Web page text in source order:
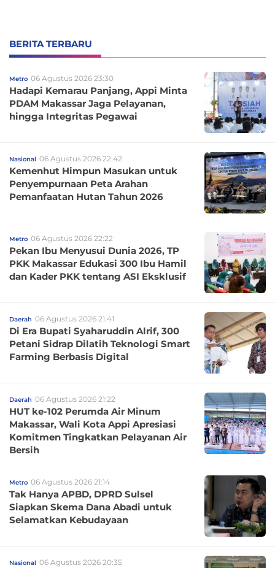
BERITA TERBARU
Metro 06 Agustus 2026 23:30
Hadapi Kemarau Panjang, Appi Minta
PDAM Makassar Jaga Pelayanan,
hingga Integritas Pegawai
Nasional 06 Agustus 2026 22:42
Kemenhut Himpun Masukan untuk
Penyempurnaan Peta Arahan
Pemanfaatan Hutan Tahun 2026
Metro 06 Agustus 2026 22:22
Pekan Ibu Menyusui Dunia 2026, TP
PKK Makassar Edukasi 300 Ibu Hamil
dan Kader PKK tentang ASI Eksklusif
Daerah 06 Agustus 2026 21:41
Di Era Bupati Syaharuddin Alrif, 300
Petani Sidrap Dilatih Teknologi Smart
Farming Berbasis Digital
Daerah 06 Agustus 2026 21:22
HUT ke-102 Perumda Air Minum
Makassar, Wali Kota Appi Apresiasi
Komitmen Tingkatkan Pelayanan Air
Bersih
Metro 06 Agustus 2026 21:14
Tak Hanya APBD, DPRD Sulsel
Siapkan Skema Dana Abadi untuk
Selamatkan Kebudayaan
Nasional 06 Agustus 2026 20:35